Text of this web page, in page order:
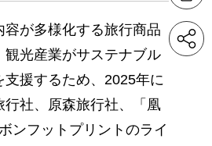
が多様化する旅行商品
光産業がサステナブル
援するため、2025年に
行社、原森旅行社、「凰
ンフットプリントのライ